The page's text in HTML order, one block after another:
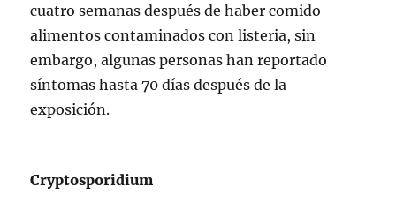
cuatro semanas después de haber comido
alimentos contaminados con listeria, sin
embargo, algunas personas han reportado
síntomas hasta 70 días después de la
exposición.
Cryptosporidium